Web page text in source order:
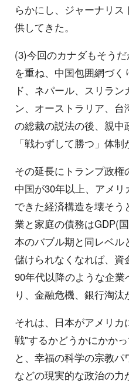
らかにし、ジャーナリ
供してきた。
(3)今回のカナダもそう
を重ね、中国包囲網づ
ド、ネパール、スリラ
ン、オーストラリア、
の総裁の説法の後、親中
「戦わずして勝つ」体制
その延長にトランプ政権
中国が30年以上、アメ
できた経済構造を壊そ
業と家庭の債務はGDP(
本のバブル期と同レベル
儲けられなくなれば、
90年代以降のような企
り、金融危機、銀行淘汰
それは、日本がアメリ
戦"するかどうかにかか
と、幸福の科学の宗教
などの現実的な政治の力